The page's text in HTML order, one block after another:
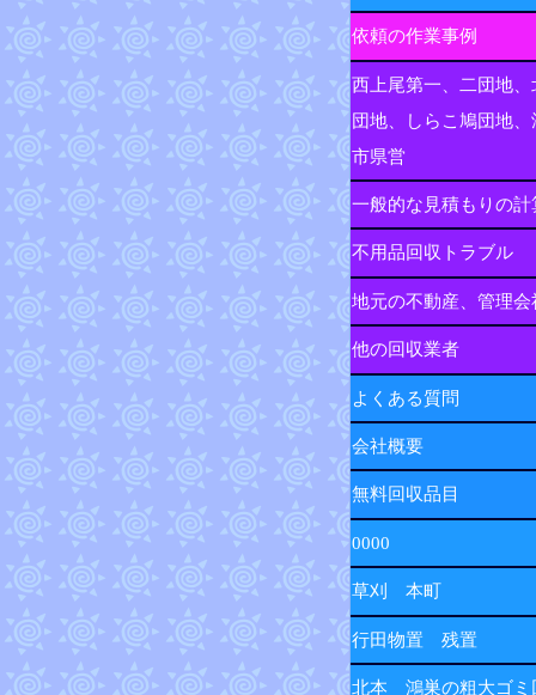
依頼の作業事例
西上尾第一、二団地、
団地、しらこ鳩団地、
市県営
一般的な見積もりの計
不用品回収トラブル
地元の不動産、管理会
他の回収業者
よくある質問
会社概要
無料回収品目
0000
草刈 本町
行田物置 残置
北本 鴻巣の粗大ゴミ